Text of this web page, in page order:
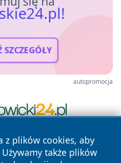
SZCZEGÓŁY
autopromocja
z plików cookies, aby
Używamy także plików